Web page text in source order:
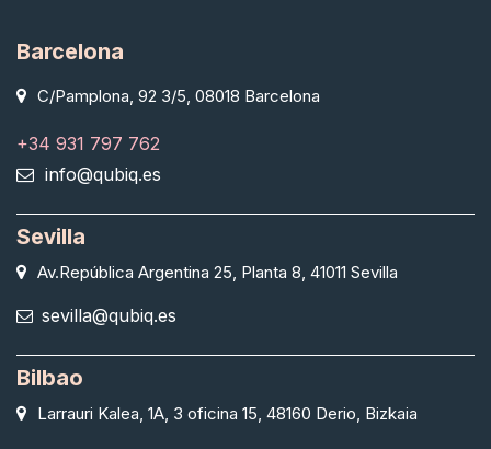
Barcelona
C/Pamplona, 92 3/5, 08018 Barcelona
+34 931 797 762
info@qubiq.es
Sevilla
Av.República Argentina 25, Planta 8, 41011 Sevilla
sevilla@qubiq.es
Bilbao
Larrauri Kalea, 1A, 3 oficina 15, 48160 Derio, Bizkaia